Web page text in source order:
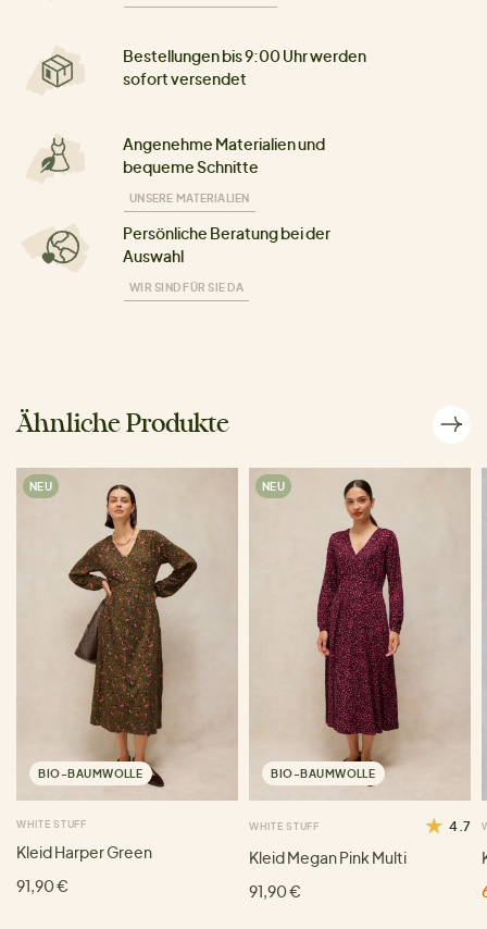
Bestellungen bis 9:00 Uhr werden
sofort versendet
Angenehme Materialien und
bequeme Schnitte
UNSERE MATERIALIEN
Persönliche Beratung bei der
Auswahl
WIR SIND FÜR SIE DA
Ähnliche Produkte
NEU
BIO-BAUMWOLLE
WHITE STUFF
Kleid Harper Green
91,90 €
NEU
BIO-BAUMWOLLE
WHITE STUFF 4.7
Kleid Megan Pink Multi
91,90 €